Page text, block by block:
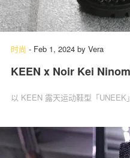
时尚 - Feb 1, 2024 by Vera
KEEN x Noir Kei
以 KEEN 露天运动鞋型「UNEEK